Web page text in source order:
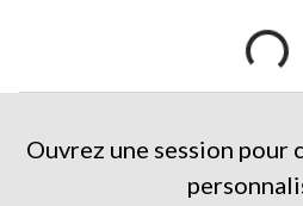
Ouvrez une session